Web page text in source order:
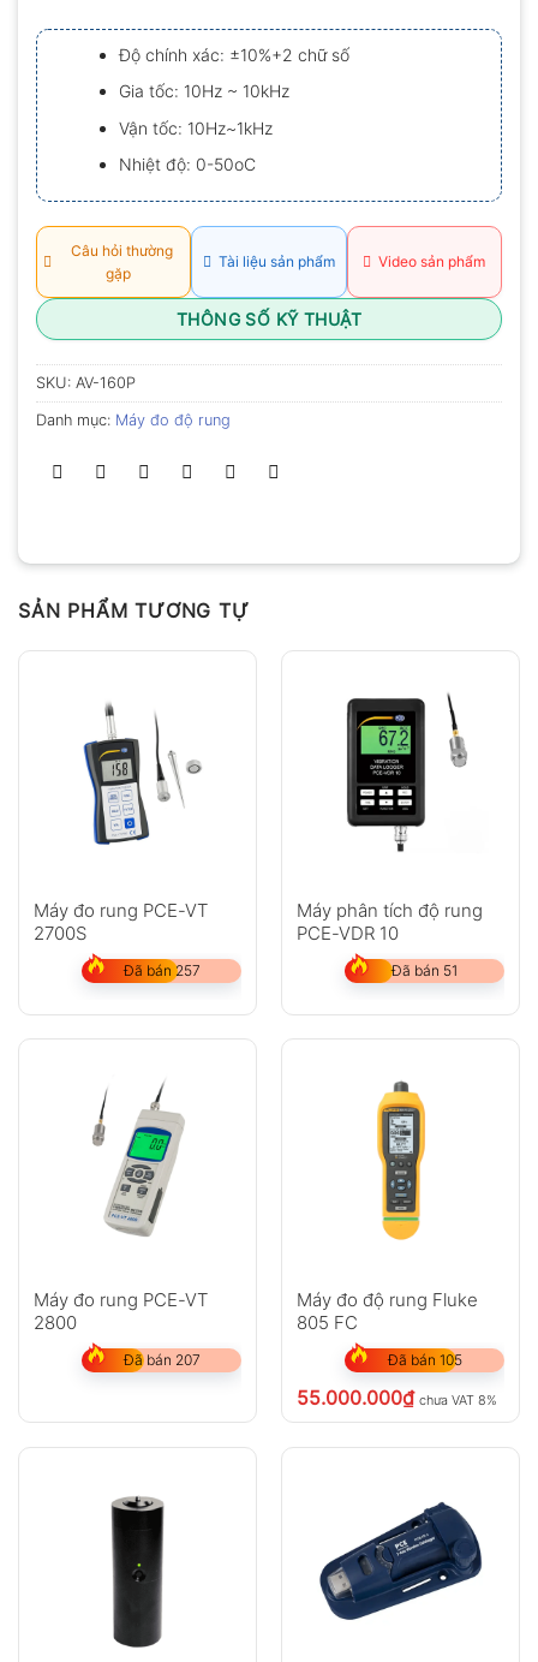
xếp
hạng
0.0
5
sao
Độ chính xác: ±10%+2 chữ số
Gia tốc: 10Hz ~ 10kHz
Vận tốc: 10Hz~1kHz
Nhiệt độ: 0-50oC
Câu hỏi thường
gặp
Tài liệu sản phẩm Video sản phẩm
THÔNG SỐ KỸ THUẬT
SKU: AV-160P
Danh mục: Máy đo độ rung
SẢN PHẨM TƯƠNG TỰ
Máy đo rung PCE-VT
2700S
Đã bán 257
Máy phân tích độ rung
PCE-VDR 10
Đã bán 51
Máy đo rung PCE-VT
2800
Đã bán 207
Máy đo độ rung Fluke
805 FC
Đã bán 105
55.000.000₫ chưa VAT 8%